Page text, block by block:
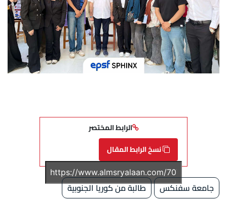
الرابط المختصر
نسخ الرابط المقال
جامعة سفنكس
طالبة من كوريا الجنوبية